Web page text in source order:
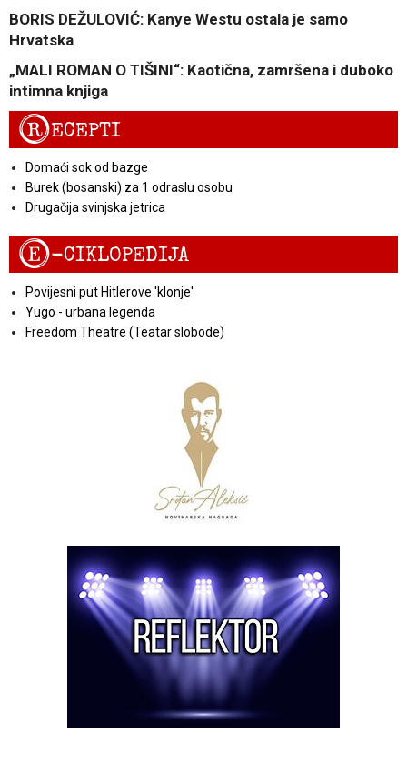
BORIS DEŽULOVIĆ: Kanye Westu ostala je samo
Hrvatska
„MALI ROMAN O TIŠINI“: Kaotična, zamršena i duboko
intimna knjiga
RECEPTI
Domaći sok od bazge
Burek (bosanski) za 1 odraslu osobu
Drugačija svinjska jetrica
E-CIKLOPEDIJA
Povijesni put Hitlerove 'klonje'
Yugo - urbana legenda
Freedom Theatre (Teatar slobode)